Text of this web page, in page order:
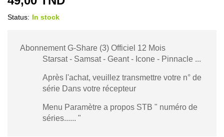
Status: In stock
Abonnement G-Share (3) Officiel 12 Mois
Starsat - Samsat - Geant - Icone - Pinnacle ...
Après l'achat, veuillez transmettre votre n° de
série Dans votre récepteur
Menu Paramètre a propos STB " numéro de
séries...... "